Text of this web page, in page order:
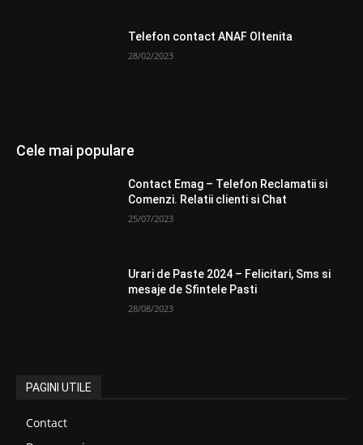
Telefon contact ANAF Oltenita
28/02/2023
Cele mai populare
Contact Emag – Telefon Reclamatii si
Comenzi. Relatii clienti si Chat
25/07/2023
Urari de Paste 2024 – Felicitari, Sms si
mesaje de Sfintele Pasti
28/08/2023
PAGINI UTILE
Contact